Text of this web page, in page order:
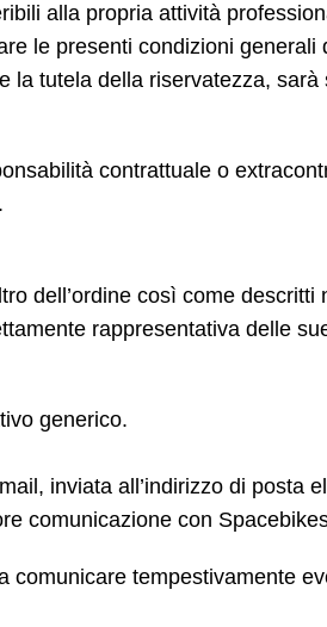
alla propria attività
le presenti condizioni generali
la tutela della riservatezza, sarà
contrattuale o
dell’ordine così come descritti
rappresentativa delle
generico.
inviata all’indirizzo di posta
comunicazione con
tempestivamente